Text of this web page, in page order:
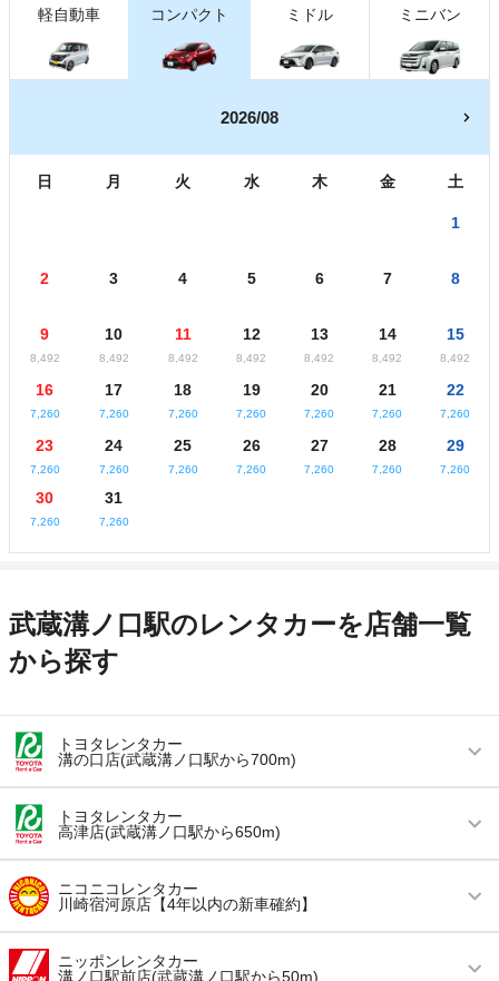
軽自動車 コンパクト ミドル ミニバン
2026/08
日 月 火 水 木 金 土
1
2 3 4 5 6 7 8
9
8,492
10
8,492
11
8,492
12
8,492
13
8,492
14
8,492
15
8,492
16
7,260
17
7,260
18
7,260
19
7,260
20
7,260
21
7,260
22
7,260
23
7,260
24
7,260
25
7,260
26
7,260
27
7,260
28
7,260
29
7,260
30
7,260
31
7,260
武蔵溝ノ口駅のレンタカーを店舗一覧
から探す
トヨタレンタカー
溝の口店(武蔵溝ノ口駅から700m)
営業時間 毎日 08:00 ～ 18:00
アクセス 溝の口駅より徒歩で約8分（送迎なし）
住所 神奈川県川崎市高津区溝の口2-20-5
トヨタレンタカー
高津店(武蔵溝ノ口駅から650m)
営業時間 毎日 08:00 ～ 20:00
アクセス 高津駅より徒歩で約5分（送迎なし）
住所 神奈川県川崎市高津区溝口3-16-43
ニコニコレンタカー
川崎宿河原店【4年以内の新車確約】
営業時間 毎日 09:00 ～ 21:00
ニッポンレンタカー
溝ノ口駅前店(武蔵溝ノ口駅から50m)